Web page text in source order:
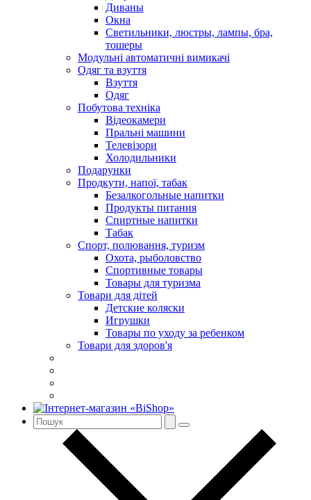
Диваны
Окна
Светильники, люстры, лампы, бра,
тошеры
Модульні автоматичні вимикачі
Одяг та взуття
Взуття
Одяг
Побутова техніка
Відеокамери
Пральні машини
Телевізори
Холодильники
Подарунки
Продкути, напої, табак
Безалкогольные напитки
Продукты питания
Спиртные напитки
Табак
Спорт, полювання, туризм
Охота, рыболовство
Спортивные товары
Товары для туризма
Товари для дітей
Детские коляски
Игрушки
Товары по уходу за ребенком
Товари для здоров'я